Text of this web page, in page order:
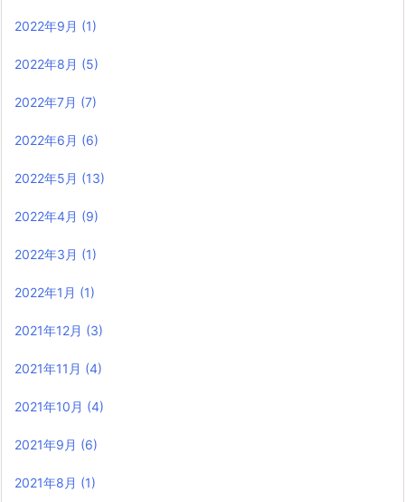
2022年9月 (1)
2022年8月 (5)
2022年7月 (7)
2022年6月 (6)
2022年5月 (13)
2022年4月 (9)
2022年3月 (1)
2022年1月 (1)
2021年12月 (3)
2021年11月 (4)
2021年10月 (4)
2021年9月 (6)
2021年8月 (1)